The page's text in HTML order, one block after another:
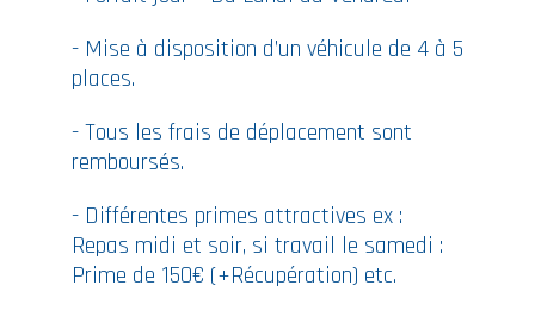
- Mise à disposition d’un véhicule de 4 à 5
places.
- Tous les frais de déplacement sont
remboursés.
- Différentes primes attractives ex :
Repas midi et soir, si travail le samedi :
Prime de 150€ (+Récupération) etc.